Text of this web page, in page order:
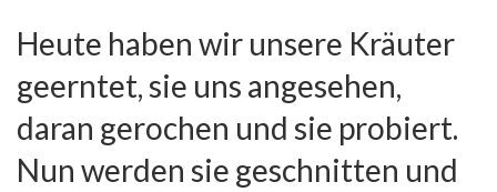
Heute haben wir unsere Kräuter
geerntet, sie uns angesehen,
daran gerochen und sie probiert.
Nun werden sie geschnitten und